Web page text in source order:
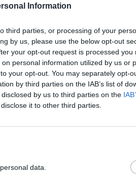
Information
third parties, or processing of your
by us, please use the below opt-out
your opt-out request is processed you
personal information utilized by us or
your opt-out. You may separately opt-
by third parties on the IAB’s list of
by us to third parties on the
it to other third parties.
data.
des valises « sur la
ce qui augmenterait
plus bas que sur les
clientèle chinoise et
de ventilation. Cette
spécifique à son
perçu comparable
ainsi qu’une
les grands hublots,
espaces légèrement